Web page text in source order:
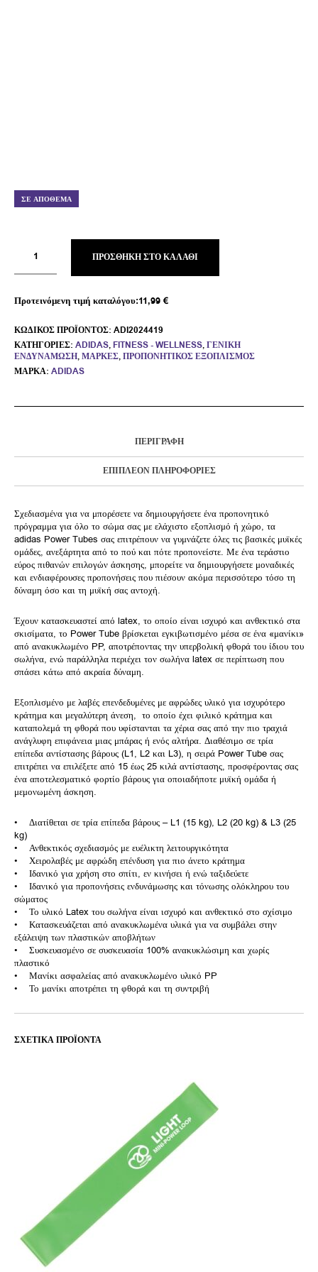
ΣΕ ΑΠΌΘΕΜΑ
ΠΡΟΣΘΉΚΗ ΣΤΟ ΚΑΛΆΘΙ
Προτεινόμενη τιμή καταλόγου:11,99€
ΚΩΔΙΚΌΣ ΠΡΟΪΌΝΤΟΣ: ADI2024419
ΚΑΤΗΓΟΡΊΕΣ: ADIDAS, FITNESS - WELLNESS,ΓΕΝΙΚΉ
ΕΝΔΥΝΆΜΩΣΗ,ΜΆΡΚΕΣ,ΠΡΟΠΟΝΗΤΙΚΌΣ ΕΞΟΠΛΙΣΜΌΣ
ΜΆΡΚΑ: ADIDAS
ΠΕΡΙΓΡΑΦΉ
ΕΠΙΠΛΈΟΝ ΠΛΗΡΟΦΟΡΊΕΣ
Σχεδιασμένα για να μπορέσετε να δημιουργήσετε ένα προπονητικό
πρόγραμμα για όλο το σώμα σας με ελάχιστο εξοπλισμό ή χώρο, τα
adidas Power Tubes σας επιτρέπουν να γυμνάζετε όλες τις βασικές μυϊκές
ομάδες, ανεξάρτητα από το πού και πότε προπονείστε. Με ένα τεράστιο
εύρος πιθανών επιλογών άσκησης, μπορείτε να δημιουργήσετε μοναδικές
και ενδιαφέρουσες προπονήσεις που πιέσουν ακόμα περισσότερο τόσο τη
δύναμη όσο και τη μυϊκή σας αντοχή.
Έχουν κατασκευαστεί από latex, το οποίο είναι ισχυρό και ανθεκτικό στα
σκισίματα, το Power Tube βρίσκεται εγκιβωτισμένο μέσα σε ένα «μανίκι»
από ανακυκλωμένο PP, αποτρέποντας την υπερβολική φθορά του ίδιου του
σωλήνα, ενώ παράλληλα περιέχει τον σωλήνα latex σε περίπτωση που
σπάσει κάτω από ακραία δύναμη.
Εξοπλισμένο με λαβές επενδεδυμένες με αφρώδες υλικό για ισχυρότερο
κράτημα και μεγαλύτερη άνεση, το οποίο έχει φιλικό κράτημα και
καταπολεμά τη φθορά που υφίστανται τα χέρια σας από την πιο τραχιά
ανάγλυφη επιφάνεια μιας μπάρας ή ενός αλτήρα. Διαθέσιμο σε τρία
επίπεδα αντίστασης βάρους (L1, L2 και L3), η σειρά Power Tube σας
επιτρέπει να επιλέξετε από 15 έως 25 κιλά αντίστασης, προσφέροντας σας
ένα αποτελεσματικό φορτίο βάρους για οποιαδήποτε μυϊκή ομάδα ή
μεμονωμένη άσκηση.
• Διατίθεται σε τρία επίπεδα βάρους – L1 (15 kg), L2 (20 kg) & L3 (25
kg)
• Ανθεκτικός σχεδιασμός με ευέλικτη λειτουργικότητα
• Χειρολαβές με αφρώδη επένδυση για πιο άνετο κράτημα
• Ιδανικό για χρήση στο σπίτι, εν κινήσει ή ενώ ταξιδεύετε
• Ιδανικό για προπονήσεις ενδυνάμωσης και τόνωσης ολόκληρου του
σώματος
• Το υλικό Latex του σωλήνα είναι ισχυρό και ανθεκτικό στο σχίσιμο
• Κατασκευάζεται από ανακυκλωμένα υλικά για να συμβάλει στην
εξάλειψη των πλαστικών αποβλήτων
• Συσκευασμένο σε συσκευασία 100% ανακυκλώσιμη και χωρίς
πλαστικό
• Μανίκι ασφαλείας από ανακυκλωμένο υλικό PP
• Το μανίκι αποτρέπει τη φθορά και τη συντριβή
ΣΧΕΤΙΚΆ ΠΡΟΪΌΝΤΑ